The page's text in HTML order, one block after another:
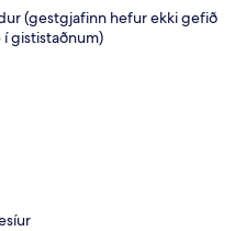
(gestgjafinn hefur ekki gefið
gististaðnum)